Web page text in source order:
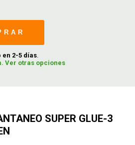
en 2-5 días.
Ver otras opciones
SUPER GLUE-3